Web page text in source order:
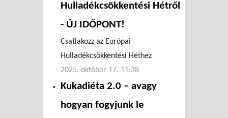
Hulladékcsökkentési Hétről
- ÚJ IDŐPONT!
Csatlakozz az Európai
Hulladékcsökkentési Héthez
2025. október 17. 11:38
Kukadiéta 2.0 – avagy
hogyan fogyjunk le